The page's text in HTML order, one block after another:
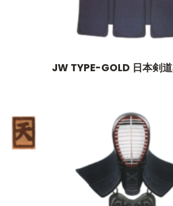
JW TYPE-GOLD 日本剣